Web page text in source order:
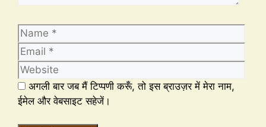
अगली बार जब मैं टिप्पणी करूँ, तो इस ब्राउज़र में मेरा नाम,
ईमेल और वेबसाइट सहेजें।